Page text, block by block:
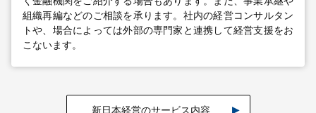
組織再編などのご相談を承ります。社内の経営コンサルタン
トや、場合によっては外部の専門家と連携して経営支援をお
こないます。
新日本経営のサービス内容